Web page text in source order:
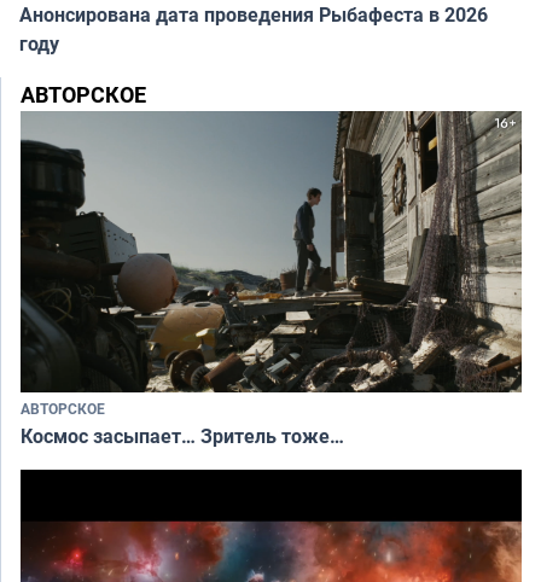
Анонсирована дата проведения Рыбафеста в 2026
году
АВТОРСКОЕ
АВТОРСКОЕ
Космос засыпает… Зритель тоже…